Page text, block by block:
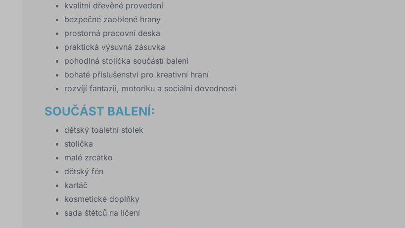
kvalitní dřevěné provedení
bezpečné zaoblené hrany
prostorná pracovní deska
praktická výsuvná zásuvka
pohodlná stolička součástí balení
bohaté příslušenství pro kreativní hraní
rozvíjí fantazii, motoriku a sociální dovednosti
SOUČÁST BALENÍ:
dětský toaletní stolek
stolička
malé zrcátko
dětský fén
kartáč
kosmetické doplňky
sada štětců na líčení